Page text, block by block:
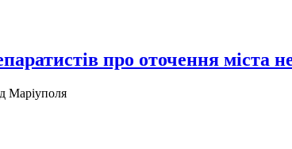
про оточення міста не
Маріуполя